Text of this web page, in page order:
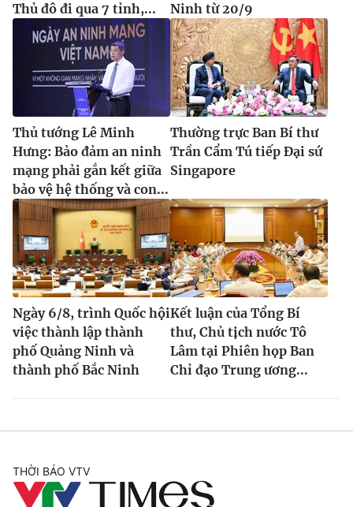
Thủ đô đi qua 7 tỉnh,...
Ninh từ 20/9
Thủ tướng Lê Minh
Hưng: Bảo đảm an ninh
mạng phải gắn kết giữa
bảo vệ hệ thống và con...
Thường trực Ban Bí thư
Trần Cẩm Tú tiếp Đại sứ
Singapore
Ngày 6/8, trình Quốc hội
việc thành lập thành
phố Quảng Ninh và
thành phố Bắc Ninh
Kết luận của Tổng Bí
thư, Chủ tịch nước Tô
Lâm tại Phiên họp Ban
Chỉ đạo Trung ương...
THỜI BÁO VTV